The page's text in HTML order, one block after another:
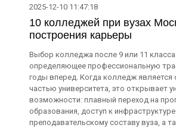
2025-12-10 11:47:18
10 колледжей при вузах
построения карьеры
Выбор колледжа после 9 или 11
определяющее профессиональную
годы вперед. Когда колледж является
частью университета, это открывает
возможности: плавный переход на
образования, доступ к инфраструктуре
преподавательскому составу вуза, а